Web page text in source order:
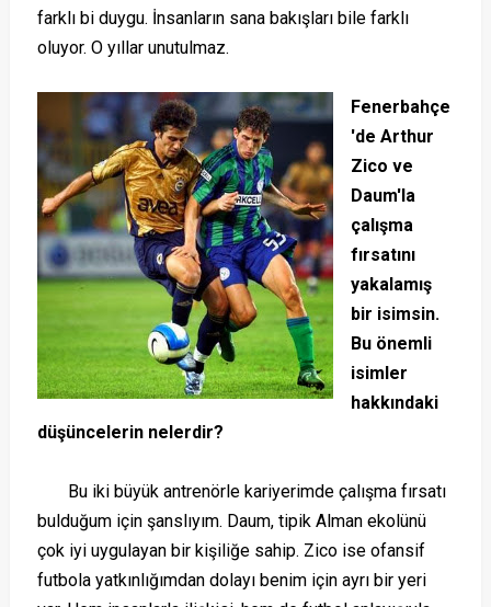
farklı bi duygu. İnsanların sana bakışları bile farklı
oluyor. O yıllar unutulmaz.
Fenerbahçe
'de Arthur
Zico ve
Daum'la
çalışma
fırsatını
yakalamış
bir isimsin.
Bu önemli
isimler
hakkındaki
düşüncelerin nelerdir?
Bu iki büyük antrenörle kariyerimde çalışma fırsatı
bulduğum için şanslıyım. Daum, tipik Alman ekolünü
çok iyi uygulayan bir kişiliğe sahip. Zico ise ofansif
futbola yatkınlığımdan dolayı benim için ayrı bir yeri